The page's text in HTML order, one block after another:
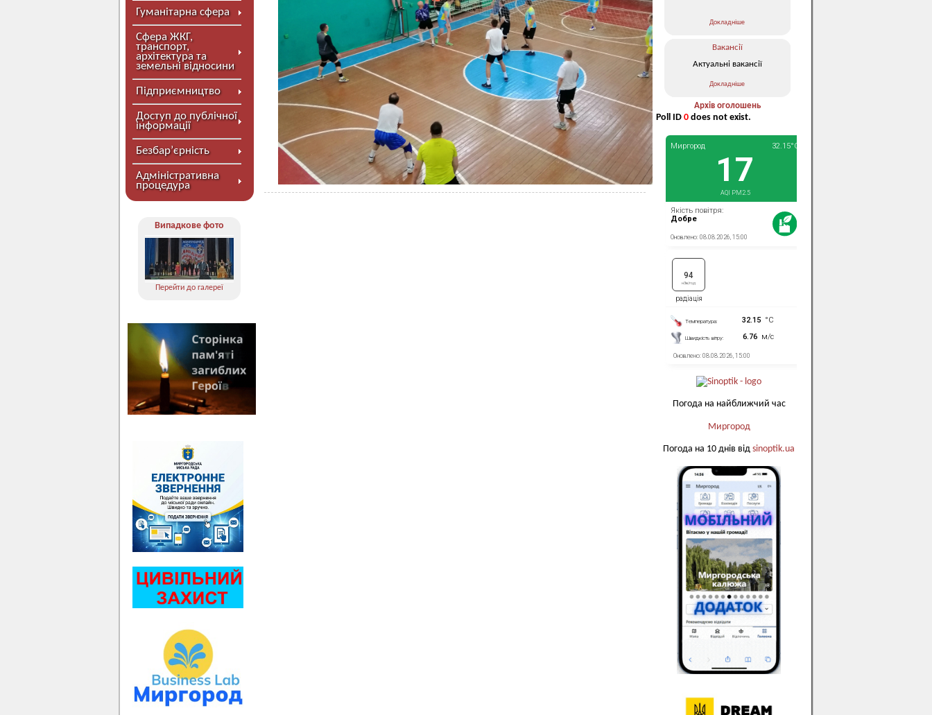
Гуманітарна сфера
Сфера ЖКГ,
транспорт,
архітектура та
земельні відносини
Підприємництво
Доступ до публічної
інформації
Безбар’єрність
Адміністративна
процедура
Випадкове фото
Перейти до галереї
Докладніше
Вакансії
Актуальні вакансії
Докладніше
Архів оголошень
Poll ID 0 does not exist.
Погода на найближчий час
Миргород
Погода на 10 днів від sinoptik.ua